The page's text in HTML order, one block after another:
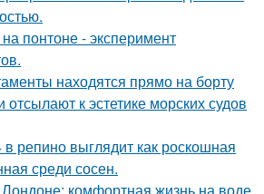
понтоне - эксперимент
находятся прямо на борту
отсылают к эстетике морских судов
репино выглядит как роскошная
среди сосен.